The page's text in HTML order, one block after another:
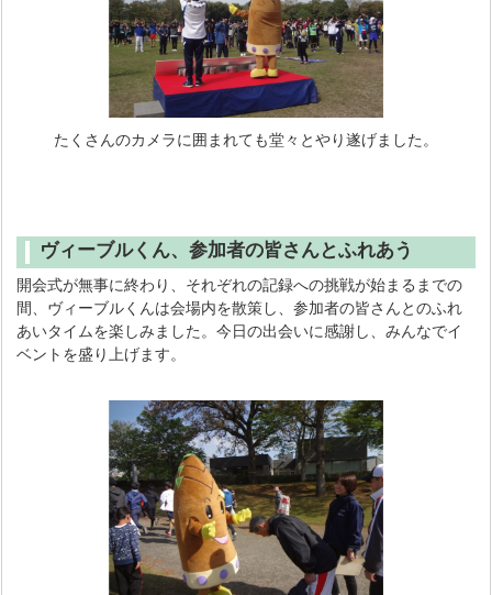
たくさんのカメラに囲まれても堂々とやり遂げました。
ヴィーブルくん、参加者の皆さんとふれあう
開会式が無事に終わり、それぞれの記録への挑戦が始まるまでの
間、ヴィーブルくんは会場内を散策し、参加者の皆さんとのふれ
あいタイムを楽しみました。今日の出会いに感謝し、みんなでイ
ベントを盛り上げます。